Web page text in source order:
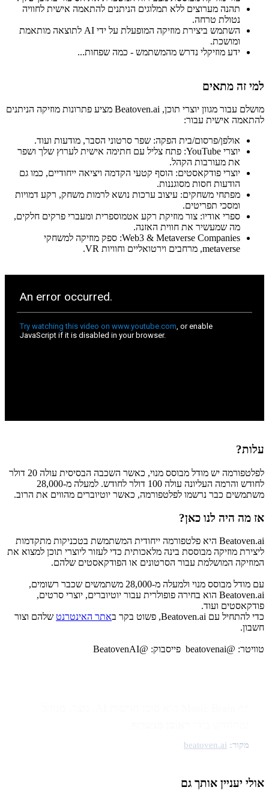
תהנה מערוצים ללא תמלוגים הניתנים להתאמה אישית לחוויה
נטולת טרחה.
השתמש ביצירת מוזיקה המופעלת על ידי AI לתוצאה מותאמת
ומושכת.
ידע מוזיקלי נדרש מהמשתמש - כמה שפחות...
למי זה מתאים
מושלם עבור מגוון יוצרי תוכן, Beatoven.ai מציע פתרונות מוזיקה הניתנים
להתאמה אישית עבור:
אולפן/פרסום/בית הפקה: שפר סרטוני הסבר, מודעות ועוד.
יוצרי YouTube: פתח צליל עם חתימה אישית לערוץ שלך ושפר
את מעורבות הקהל.
יוצרי פודקאסטים: הוסף קטעי הקדמה ויציאה ייחודיים, כמו גם
הודעות חסות מסוגננות.
מפתחי משחקים: עיצוב ערכות נושא לרמות משחק, רקע דמויות
ומסכי תפריטים.
ספרי אודיו: צור מוזיקת ​​רקע אטמוספרית ומעברי פרקים חלקים,
מה שמעשיר את חווית האזנה.
Web3 & Metaverse Companies: ספק מוזיקה למשחקי
metaverse, מרחבים וירטואליים וחוויות VR.
עלות?
לפלטפורמה יש מודל מבוסס מנוי, כאשר השכבה הבסיסית עולה 20 דולר
לחודש והרמה העליונה עולה 100 דולר לחודש. למעלה מ-28,000
משתמשים כבר נרשמו לפלטפורמה, כאשר יוטיוברים מהווים את הרוב.
אז מה היה לנו כאן?
Beatoven.ai היא פלטפורמה ייחודית המשתמשת בטכניקות מתקדמות
ליצירת מוזיקה מבוססת בינה מלאכותית כדי לעזור ליוצרי תוכן למצוא את
המוזיקה המושלמת עבור הסרטונים או הפודקאסטים שלהם.
עם מודל מבוסס מנוי ולמעלה מ-28,000 משתמשים שכבר רשומים,
Beatoven.ai הוא בחירה פופולרית עבור יוטיוברים, יוצרי סרטים,
פודקאסטים ועוד.
כדי להתחיל עם Beatoven.ai, פשוט בקר ב
אתר האינטרנט שלהם וצור
חשבון.
טוויטר: @beatovenai פייסבוק: @BeatovenAI
מקור: beatoven.ai
אולי יעניין אותך גם